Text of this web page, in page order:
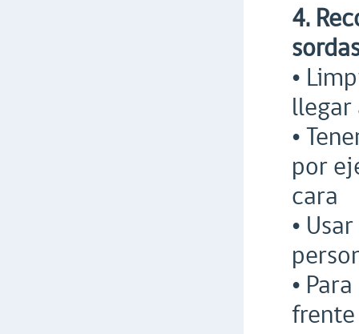
4.
•
llegar
•
por
cara
•
•